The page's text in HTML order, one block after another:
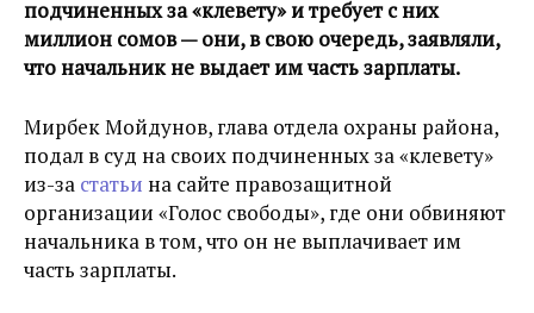
подчиненных за «клевету» и требует с них
миллион сомов — они, в свою очередь, заявляли,
что начальник не выдает им часть зарплаты.
Мирбек Мойдунов, глава отдела охраны района,
подал в суд на своих подчиненных за «клевету»
из-за статьи на сайте правозащитной
организации «Голос свободы», где они обвиняют
начальника в том, что он не выплачивает им
часть зарплаты.